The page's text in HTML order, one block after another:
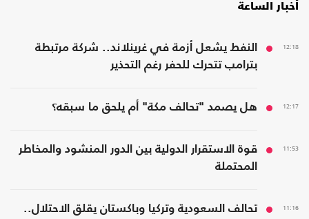
أخبار الساعة
12:18
النفط يشعل أزمة في غرينلاند.. شركة مرتبطة
بترامب تتحرك للحفر رغم التحذير
12:17 هل يصمد "تحالف مكة" أم يلحق ما سبقه؟
11:53
قوة الاستقرار الدولية بين الدور المنشود والمخاطر
المحتملة
11:16
تحالف السعودية وتركيا وباكستان يقلق الاحتلال..